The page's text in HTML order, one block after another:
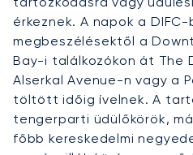
érkeznek. A napok a DIFC-
megbeszélésektől a
Bay-i találkozókon át The
Alserkal Avenue-n vagy a
töltött időig ívelnek. A
tengerparti üdülőkörök,
főbb kereskedelmi